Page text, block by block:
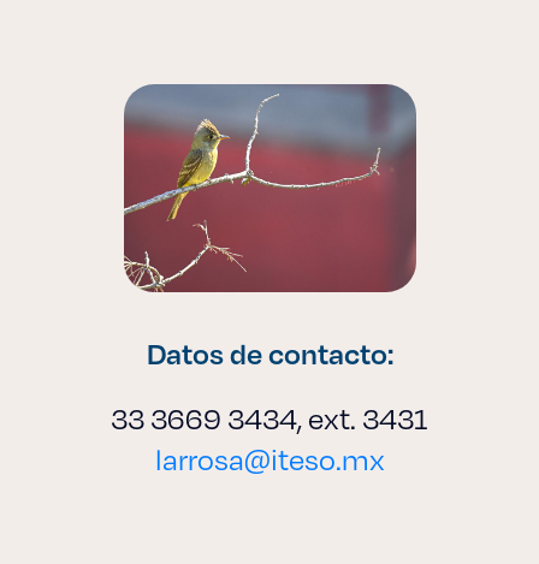
Datos de contacto:
33 3669 3434, ext. 3431
larrosa@iteso.mx